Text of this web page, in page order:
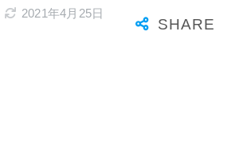
2021年4月25日